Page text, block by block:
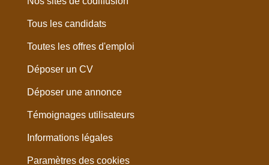
Tous les candidats
Toutes les offres d'emploi
Déposer un CV
Déposer une annonce
Témoignages utilisateurs
Informations légales
Paramètres des cookies